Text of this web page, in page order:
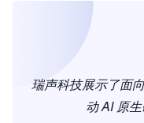
瑞声科技展示了面
动 AI 原